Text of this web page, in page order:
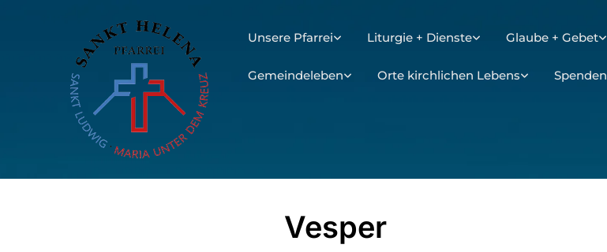
Unsere Pfarrei Liturgie + Dienste Glaube + Gebet
Gemeindeleben Orte kirchlichen Lebens Spenden
Vesper